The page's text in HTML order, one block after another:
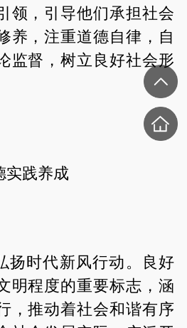
领，引导他们承担社会
养，注重道德自律，自
监督，树立良好社会形
践养成
时代新风行动。良好
明程度的重要标志，涵
，推动着社会和谐有序